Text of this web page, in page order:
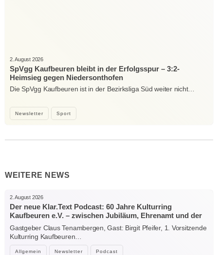
Newsletter Sport
2. August 2026
SpVgg Kaufbeuren bleibt in der Erfolgsspur – 3:2-
Heimsieg gegen Niedersonthofen
Die SpVgg Kaufbeuren ist in der Bezirksliga Süd weiter nicht…
WEITERE NEWS
Allgemein Newsletter Podcast
2. August 2026
Der neue Klar.Text Podcast: 60 Jahre Kulturring
Kaufbeuren e.V. – zwischen Jubiläum, Ehrenamt und der
Kraft der Kultur
Gastgeber Claus Tenambergen, Gast: Birgit Pfeifer, 1. Vorsitzende
Kulturring Kaufbeuren…